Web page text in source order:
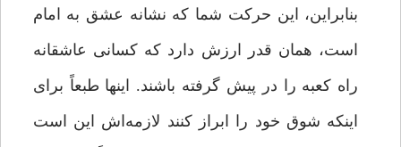
بنابراین، این حرکت شما که نشانه عشق به امام
است، همان ‌قدر ارزش دارد که کسانى عاشقانه
راه کعبه را در پیش گرفته باشند. اینها طبعاً براى
اینکه شوق خود را ابراز کنند لازمه‌‌اش این است